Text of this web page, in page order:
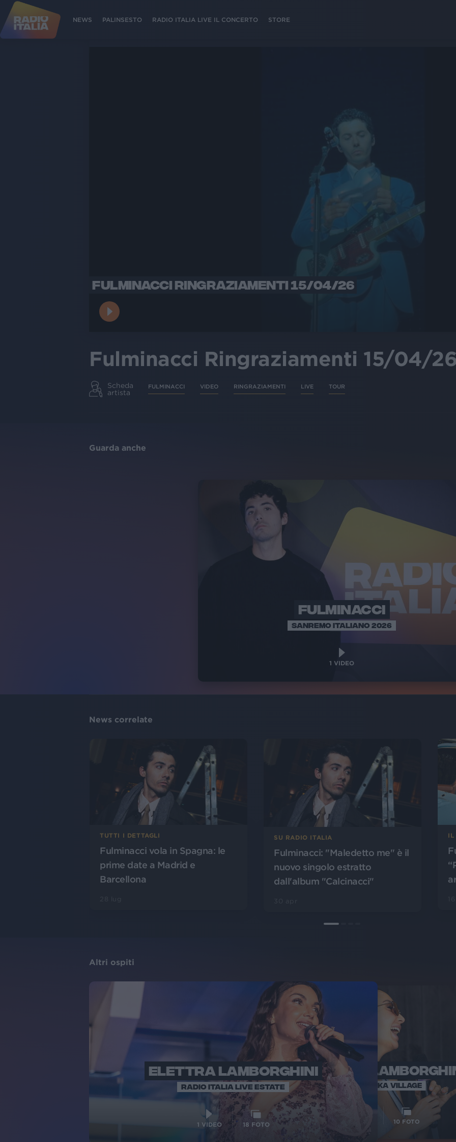
NEWS PALINSESTO RADIO ITALIA LIVE IL CONCERTO STORE
FULMINACCI RINGRAZIAMENTI 15/04/26
Fulminacci Ringraziamenti 15/04/
Scheda
artista
FULMINACCI VIDEO RINGRAZIAMENTI LIVE TOUR
Guarda anche
FULMINACCI
SANREMO ITALIANO 2026
1 VIDEO
News correlate
TUTTI I DETTAGLI
Fulminacci vola in Spagna: le
prime date a Madrid e
Barcellona
SU RADIO ITALIA
Fulminacci: "Maledetto me" è il
nuovo singolo estratto
dall'album "Calcinacci"
IL
Altri ospiti
ELETTRA LAMBORGHINI
RADIO ITALIA LIVE ESTATE
1 VIDEO 18 FOTO
ELETTRA
VOI TANKA VILLAGE
10 FOTO
VOI